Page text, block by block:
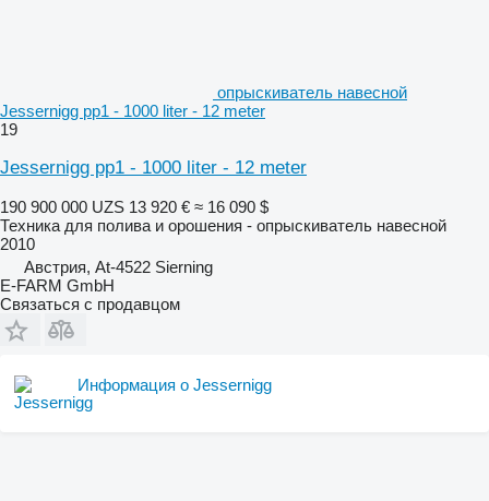
опрыскиватель навесной
Jessernigg pp1 - 1000 liter - 12 meter
19
Jessernigg pp1 - 1000 liter - 12 meter
190 900 000 UZS 13 920 € ≈ 16 090 $
Техника для полива и орошения - опрыскиватель навесной
2010
Австрия, At-4522 Sierning
E-FARM GmbH
Связаться с продавцом
Информация о Jessernigg